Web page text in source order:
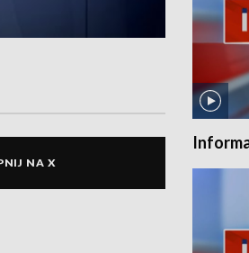
NA X